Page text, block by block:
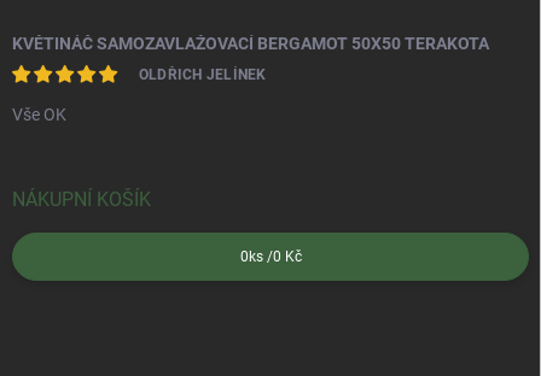
KVĚTINÁČ SAMOZAVLAŽOVACÍ BERGAMOT 50X50 TERAKOTA
OLDŘICH JELÍNEK
Vše OK
NÁKUPNÍ KOŠÍK
0 ks /0 Kč